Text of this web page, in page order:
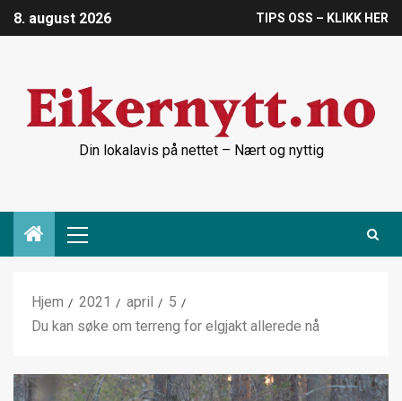
8. august 2026 TIPS OSS – KLIKK HER
Din lokalavis på nettet – Nært og nyttig
Hjem 2021 april
5
Du kan søke om terreng for elgjakt allerede nå